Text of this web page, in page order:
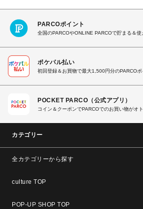
PARCOポイント
全国のPARCOやONLINE PARCOで貯まる＆使
ポケパル払い
初回登録＆お買物で最大1,500円分のPARCOポ
POCKET PARCO（公式アプリ）
コイン＆クーポンでPARCOでのお買い物がオ
カテゴリー
全カテゴリーから探す
culture TOP
POP-UP SHOP TOP